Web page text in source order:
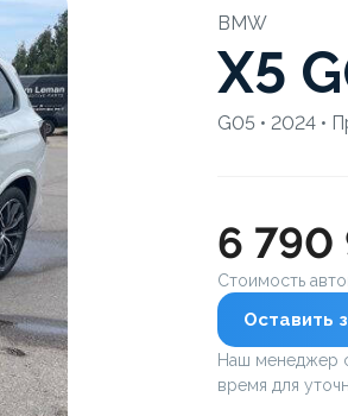
BMW
X5
G05 • 2024 •
6 790
Стоимость
Оставить
Наш менеджер
время для